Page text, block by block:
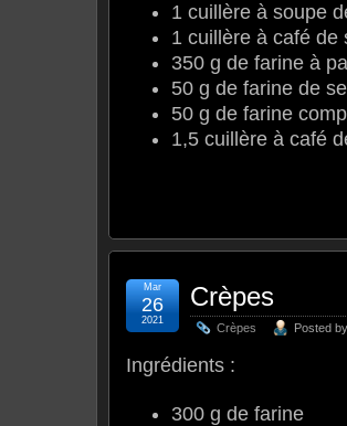
1 cuillère à soupe
1 cuillère à café de
350 g de farine à
50 g de farine de
50 g de farine
1,5 cuillère à café
Crèpes
Crèpes Posted by
Mar
26
2021
Ingrédients :
300 g de farine